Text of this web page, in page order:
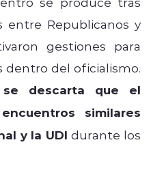
entre Republicanos y
gestiones para
dentro del oficialismo.
descarta que el
similares
y la UDI durante los